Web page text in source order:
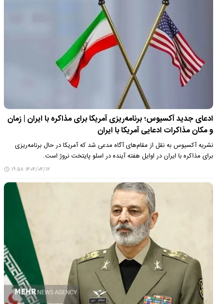
ادعای جدید آکسیوس؛ برنامه‌ریزی آمریکا برای مذاکره با ایران | زمان
و مکان مذاکرات ادعایی آمریکا با ایران
نشریه آکسیوس به نقل از مقام‌های آگاه مدعی شد که آمریکا در حال برنامه‌ریزی
برای مذاکره با ایران در اوایل هفته آینده در اسلو پایتخت نروژ است.
۱۴۰۴/۰۴/۱۲ ۱۹:۵۸